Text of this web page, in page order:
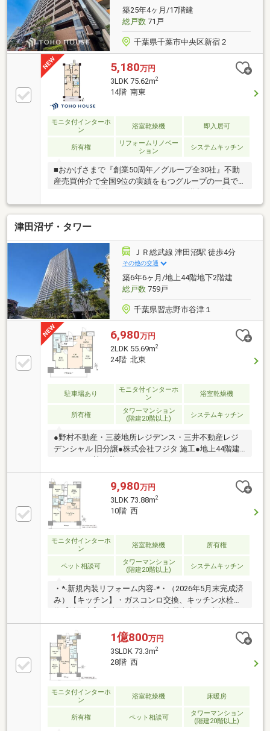
カラーモニター付インターホン
築25年4ヶ月/17階建
総戸数71戸
千葉県千葉市中央区新宿２
5,180万円
3LDK 75.62m2
14階 南東
モニタ付インターホ
ン
浴室乾燥機 即入居可
所有権
リフォームリノベー
ション
システムキッチン
■おかげさまで『創業50周年／グループ全30社』不動
産売買仲介で全国9位の実績をもつグループの一員で
お買替え全てをサポート致します。■選ばれ続けて
「お客様の声」2000件以上突破！多くの信頼と感謝の
言葉を頂く、実績と信頼の東宝ハウス船橋にお任せく
ださい。■独自のFP相談【未来カレンダー】資金計画
の漠然とした不安を『見える化』して幸せな未来への
スタートを切りましょう。■業界初の無料アフターサ
ポート【TOHO HOUSE CLUB】ご購入後もお客様の
『住まい』と『暮らし』の安心・安全を無料で守りま
す。お気軽にお問合せ下さい！
津田沼ザ・タワー
ＪＲ総武線 津田沼駅 徒歩4分
その他の交通
築6年6ヶ月/地上44階地下2階建
総戸数759戸
千葉県習志野市谷津１
6,980万円
2LDK 55.69m2
24階 北東
駐車場あり
モニタ付インターホ
ン
浴室乾燥機
所有権
タワーマンション
(階建20階以上)
システムキッチン
●野村不動産・三菱地所レジデンス・三井不動産レジ
デンシャル 旧分譲●株式会社フジタ 施工●地上44階建
ム●24時間有人管理●ペット飼育可（飼育細則あり）●
充実の共用施設・サービス ・パノラマデッキ（屋
上） ・スカイサロン（パーティールーム） ・スタ
ジオ、シアタールーム、キッズルーム、スタディルー
ム等 ・コンシェルジュサービス【ご相談受付中】・
資金計画や住宅ローンのご相談も承ります
9,980万円
3LDK 73.88m2
10階 西
モニタ付インターホ
ン
浴室乾燥機 所有権
ペット相談可
タワーマンション
(階建20階以上)
システムキッチン
・*-新規内装リフォーム内容-*・（2026年5月末完成済
み）【キッチン】・ガスコンロ交換、キッチン水栓交
ロアタイル貼替、巾木貼替【トイレ】・便器・便座交
換、手洗い水栓交換、フロアタイル貼替、巾木貼替
【浴室】・浴室水栓・シャワー交換、ミラー交換、ス
ライドバー交換、カウンター交換、棚×3段交換、風呂
蓋・フック交換、手すり1本交換、タオル掛け交換、
ランドリーパイプ2本・受け3セット交換【共通】・ク
ロス貼替、レジスター交換、ハウスクリーニング
1億800万円
3SLDK 73.3m2
28階 西
モニタ付インターホ
ン
浴室乾燥機 床暖房
所有権 ペット相談可
タワーマンション
(階建20階以上)